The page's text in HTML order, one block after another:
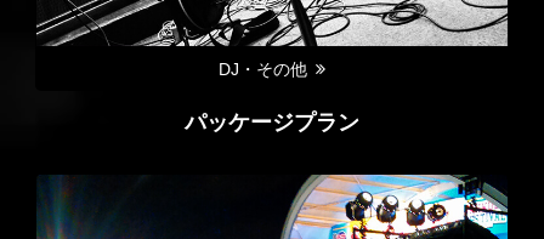
DJ・その他
パッケージプラン